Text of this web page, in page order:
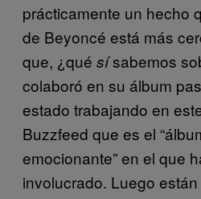
prácticamente un hecho
de Beyoncé está más
que, ¿qué sísabemos
colaboró en su álbum
estado trabajando en
Buzzfeed que es el
emocionante” en el que
involucrado. Luego están